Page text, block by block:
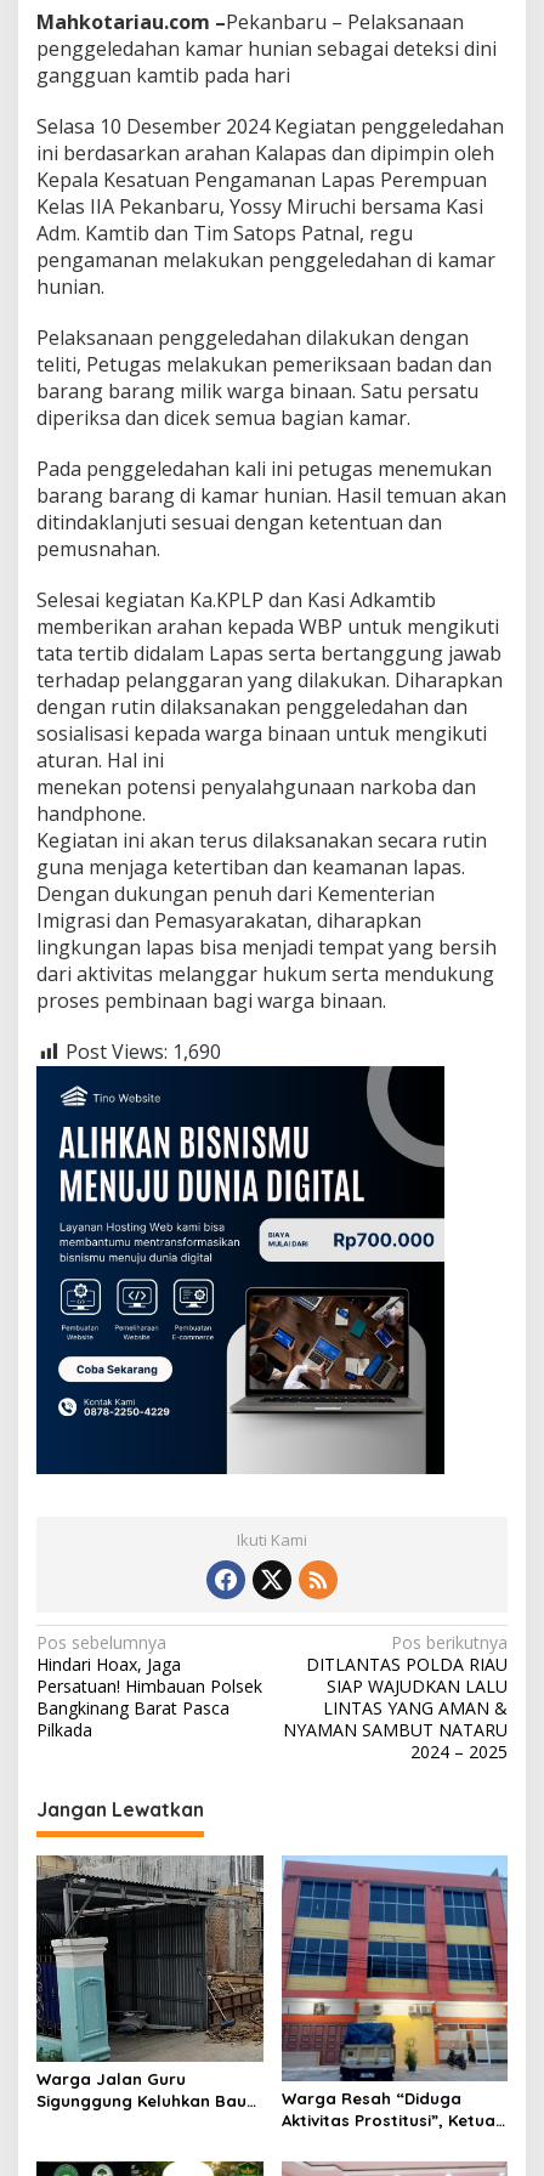
A
N
D
N
K
E
T
R
T
I
N
D
I
L
A
E
R
R
U
Mahkotariau.com –Pekanbaru – Pelaksanaan
penggeledahan kamar hunian sebagai deteksi dini
gangguan kamtib pada hari
Selasa 10 Desember 2024 Kegiatan penggeledahan
ini berdasarkan arahan Kalapas dan dipimpin oleh
Kepala Kesatuan Pengamanan Lapas Perempuan
Kelas IIA Pekanbaru, Yossy Miruchi bersama Kasi
Adm. Kamtib dan Tim Satops Patnal, regu
pengamanan melakukan penggeledahan di kamar
hunian.
Pelaksanaan penggeledahan dilakukan dengan
teliti, Petugas melakukan pemeriksaan badan dan
barang barang milik warga binaan. Satu persatu
diperiksa dan dicek semua bagian kamar.
Pada penggeledahan kali ini petugas menemukan
barang barang di kamar hunian. Hasil temuan akan
ditindaklanjuti sesuai dengan ketentuan dan
pemusnahan.
Selesai kegiatan Ka.KPLP dan Kasi Adkamtib
memberikan arahan kepada WBP untuk mengikuti
tata tertib didalam Lapas serta bertanggung jawab
terhadap pelanggaran yang dilakukan. Diharapkan
dengan rutin dilaksanakan penggeledahan dan
sosialisasi kepada warga binaan untuk mengikuti
aturan. Hal ini
menekan potensi penyalahgunaan narkoba dan
handphone.
Kegiatan ini akan terus dilaksanakan secara rutin
guna menjaga ketertiban dan keamanan lapas.
Dengan dukungan penuh dari Kementerian
Imigrasi dan Pemasyarakatan, diharapkan
lingkungan lapas bisa menjadi tempat yang bersih
dari aktivitas melanggar hukum serta mendukung
proses pembinaan bagi warga binaan.
Post Views: 1,690
Ikuti Kami
N
a
v
i
a
s
i
p
o
s
Pos sebelumnya
Hindari Hoax, Jaga
Persatuan! Himbauan Polsek
Bangkinang Barat Pasca
Pilkada
Pos berikutnya
DITLANTAS POLDA RIAU
SIAP WAJUDKAN LALU
LINTAS YANG AMAN &
NYAMAN SAMBUT NATARU
2024 – 2025
Jangan Lewatkan
Warga Jalan Guru
Sigunggung Keluhkan Bau
Warga Resah “Diduga
Aktivitas Prostitusi”, Ketua
Periksa Legalitas dan